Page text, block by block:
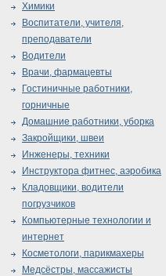
Химики
Воспитатели, учителя,
преподаватели
Водители
Врачи, фармацевты
Гостиничные работники,
горничные
Домашние работники, уборка
Закройщики, швеи
Инженеры, техники
Инструктора фитнес, аэробика
Кладовщики, водители
погрузчиков
Компьютерные технологии и
интернет
Косметологи, парикмахеры
Медсёстры, массажисты